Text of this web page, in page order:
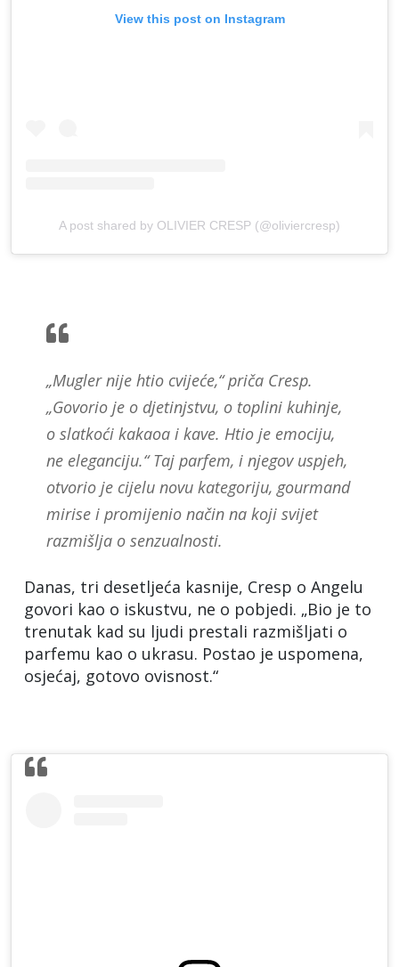
View this post on Instagram
A post shared by OLIVIER CRESP (@oliviercresp)
„Mugler nije htio cvijeće,“ priča Cresp.
„Govorio je o djetinjstvu, o toplini kuhinje,
o slatkoći kakaoa i kave. Htio je emociju,
ne eleganciju.“ Taj parfem, i njegov uspjeh,
otvorio je cijelu novu kategoriju, gourmand
mirise i promijenio način na koji svijet
razmišlja o senzualnosti.
Danas, tri desetljeća kasnije, Cresp o Angelu
govori kao o iskustvu, ne o pobjedi. „Bio je to
trenutak kad su ljudi prestali razmišljati o
parfemu kao o ukrasu. Postao je uspomena,
osjećaj, gotovo ovisnost.“